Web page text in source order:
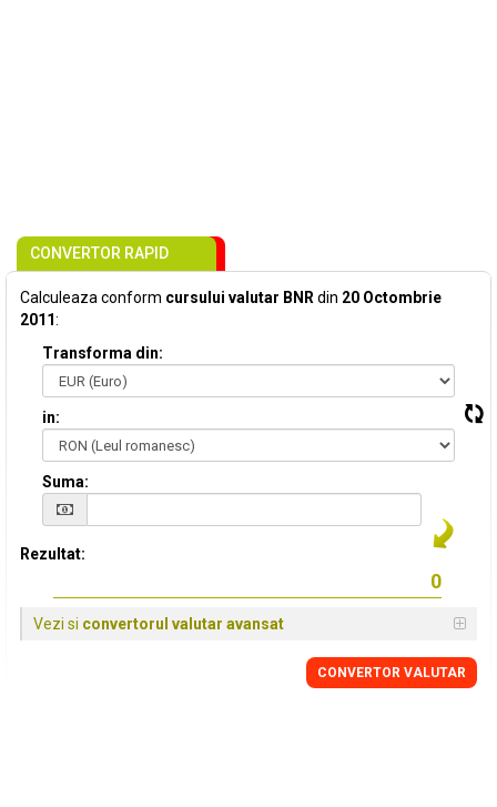
CONVERTOR RAPID
Calculeaza conform cursului valutar BNR din 20 Octombrie
2011:
Transforma din:
in:
Suma:
Rezultat:
Vezi si convertorul valutar avansat
CONVERTOR VALUTAR